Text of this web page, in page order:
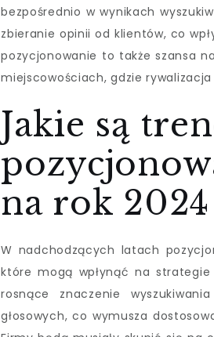
bezpośrednio w wynikach
zbieranie opinii od klientów, co
pozycjonowanie to także szansa
miejscowościach, gdzie
Jakie są
na rok 2024
W nadchodzących latach
które mogą wpłynąć na
rosnące znaczenie
głosowych, co wymusza